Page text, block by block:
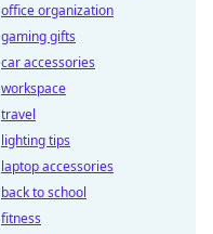
office organization
gaming gifts
car accessories
workspace
travel
lighting tips
laptop accessories
back to school
fitness